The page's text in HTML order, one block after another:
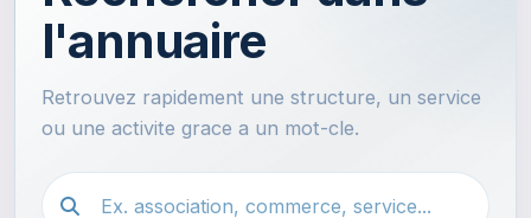
l'annuaire
Retrouvez rapidement une structure, un service
ou une activite grace a un mot-cle.
Recherche dans l'annuaire